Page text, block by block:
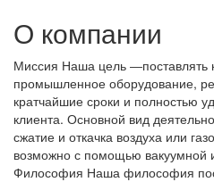
О компании
Миссия Наша цель ―поставлять
промышленное оборудование,
кратчайшие сроки и полностью
клиента. Основной вид
сжатие и откачка воздуха или
возможно с помощью вакуумной
Философия Наша философия